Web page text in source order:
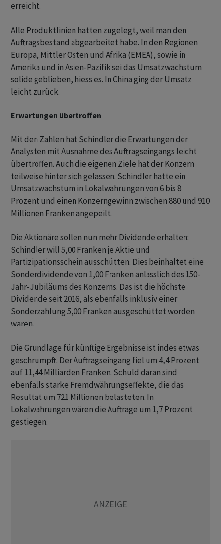
erreicht.
Alle Produktlinien hätten zugelegt, weil man den
Auftragsbestand abgearbeitet habe. In den Regionen
Europa, Mittler Osten und Afrika (EMEA), sowie in
Amerika und in Asien-Pazifik sei das Umsatzwachstum
solide geblieben, hiess es. In China ging der Umsatz
leicht zurück.
Erwartungen übertroffen
Mit den Zahlen hat Schindler die Erwartungen der
Analysten mit Ausnahme des Auftragseingangs leicht
übertroffen. Auch die eigenen Ziele hat der Konzern
teilweise hinter sich gelassen. Schindler hatte ein
Umsatzwachstum in Lokalwährungen von 6 bis 8
Prozent und einen Konzerngewinn zwischen 880 und 910
Millionen Franken angepeilt.
Die Aktionäre sollen nun mehr Dividende erhalten:
Schindler will 5,00 Franken je Aktie und
Partizipationsschein ausschütten. Dies beinhaltet eine
Sonderdividende von 1,00 Franken anlässlich des 150-
Jahr-Jubiläums des Konzerns. Das ist die höchste
Dividende seit 2016, als ebenfalls inklusiv einer
Sonderzahlung 5,00 Franken ausgeschüttet worden
waren.
Die Grundlage für künftige Ergebnisse ist indes etwas
geschrumpft. Der Auftragseingang fiel um 4,4 Prozent
auf 11,44 Milliarden Franken. Schuld daran sind
ebenfalls starke Fremdwährungseffekte, die das
Resultat um 721 Millionen belasteten. In
Lokalwährungen wären die Aufträge um 1,7 Prozent
gestiegen.